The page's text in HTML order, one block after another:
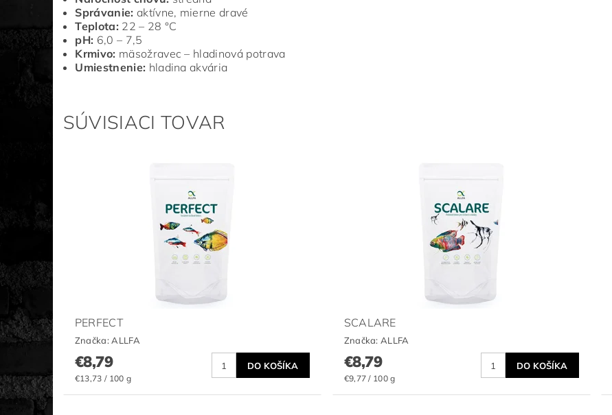
Správanie: aktívne, mierne dravé
Teplota: 22 – 28 °C
pH: 6,0 – 7,5
Krmivo: mäsožravec – hladinová potrava
Umiestnenie: hladina akvária
SÚVISIACI TOVAR
PERFECT
Značka: ALLFA
€8,79
€13,73 / 100 g
SCALARE
Značka: ALLFA
€8,79
€9,77 / 100 g